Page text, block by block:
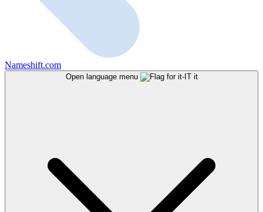
Nameshift.com
Open language menu it